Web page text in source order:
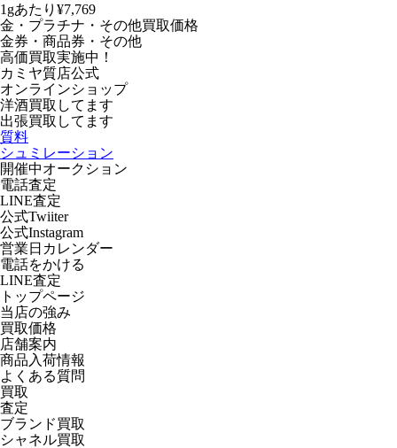
1gあたり ¥7,769
金・プラチナ・その他買取価格
金券・商品券・その他
高価買取実施中！
カミヤ質店公式
オンラインショップ
洋酒買取してます
出張買取 してます
質料
シュミレーション
開催中オークション
電話査定
LINE査定
公式Twiiter
公式Instagram
営業日カレンダー
電話をかける
LINE査定
トップページ
当店の強み
買取価格
店舗案内
商品入荷情報
よくある質問
買取
査定
ブランド買取
シャネル買取